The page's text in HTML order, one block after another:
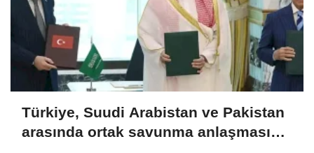
Türkiye, Suudi Arabistan ve Pakistan
arasında ortak savunma anlaşması